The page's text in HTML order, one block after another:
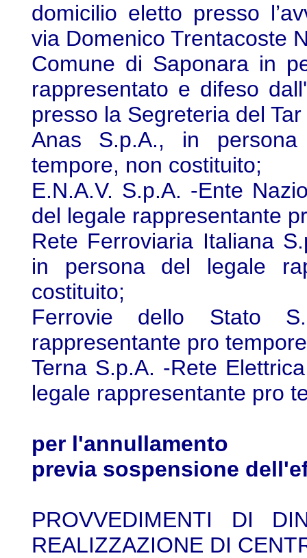
domicilio eletto presso
via Domenico Trentacoste
Comune di Saponara in
rappresentato e difeso
presso la Segreteria del
Anas S.p.A., in
tempore, non costituito;
E.N.A.V. S.p.A. -Ente
del legale rappresentante
Rete Ferroviaria Italiana
in persona del legale
costituito;
Ferrovie dello Stato
rappresentante pro
Terna S.p.A. -Rete
legale rappresentante pro
per l'annullamento
previa sospensione
PROVVEDIMENTI DI
REALIZZAZIONE DI